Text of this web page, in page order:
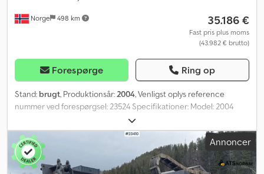
Norge 498 km 35.186 €
Fast pris plus moms
(43.982 € brutto)
Forespørge Ring op
Stand: brugt, Produktionsår:2004, Venligst oplys reference
nummer ved forespørgsel: 23524 Specifikationer: Model: 2004
Motortimer: 7.735 Slagtimer ca.: 2.750 1832 hammer 149 kW Vægt:
14.100 kg Chassis (se billeder) Vinkelmåler Tæller Ret sliber Nyligt
serviceret Fjernbetjening Centralsmøring Crjdpoy U T Tyefx Ag
Aof Karussel Stangskifter Borestænger kan leveres mod merpris
Spil Belysning Klar til levering Beskrivelse: Vi har en Atlas Copco
Annoncer